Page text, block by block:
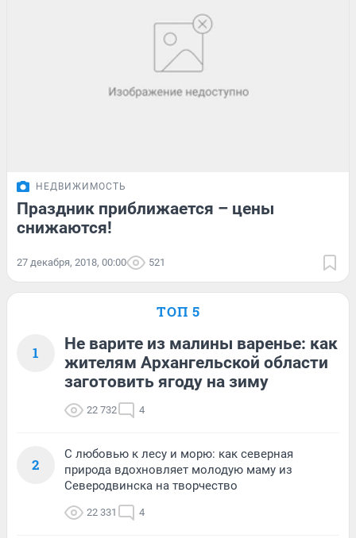
НЕДВИЖИМОСТЬ
Праздник приближается – цены
снижаются!
27 декабря, 2018, 00:00 521
ТОП 5
1
Не варите из малины варенье: как
жителям Архангельской области
заготовить ягоду на зиму
22 732 4
2
С любовью к лесу и морю: как северная
природа вдохновляет молодую маму из
Северодвинска на творчество
22 331 4